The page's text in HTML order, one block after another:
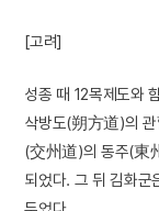
[고려]
성종 때 12목제도와
삭방도(朔方道)의 관
(交州道)의 동주(東
되었다. 그 뒤 김화